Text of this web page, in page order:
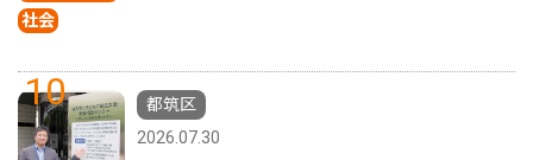
社会
10
都筑区
2026.07.30